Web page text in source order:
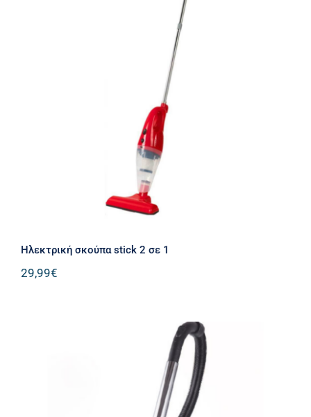
Ηλεκτρική σκούπα stick 2 σε 1
Ηλεκτρική σκούπα stick 2 σε 1
29,99€